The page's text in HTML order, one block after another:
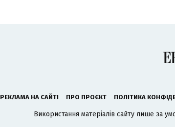
РЕКЛАМА НА САЙТІ ПРО ПРОЄКТ ПОЛІТИКА
Використання матеріалів сайту лише за